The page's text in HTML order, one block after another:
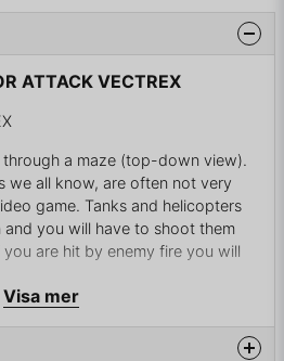
ATTACK VECTREX
a maze (top-down view).
we all know, are often not very
game. Tanks and helicopters
you will have to shoot them
are hit by enemy fire you will
Visa mer